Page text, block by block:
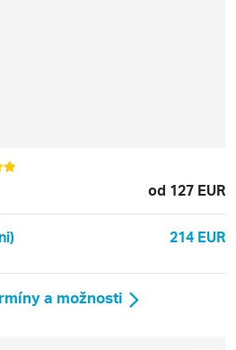
od 127 EUR
214 EUR
a možnosti